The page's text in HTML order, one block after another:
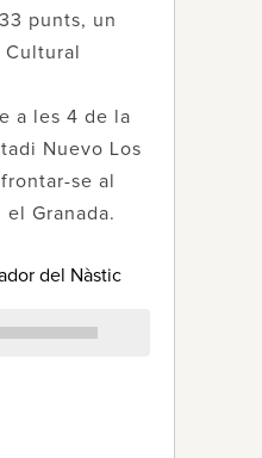
punts, un
a les 4 de la
Nuevo Los
se al
Granada.
del Nàstic